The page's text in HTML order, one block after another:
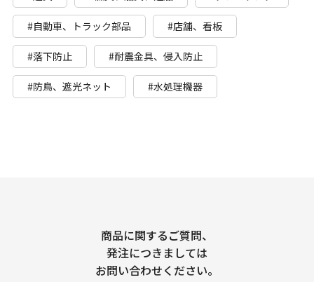
#自動車、トラック部品 #店舗、看板
#落下防止 #耐震金具、侵入防止
#防鳥、遮光ネット #水処理機器
商品に関するご質問、
発注につきましては
お問い合わせください。